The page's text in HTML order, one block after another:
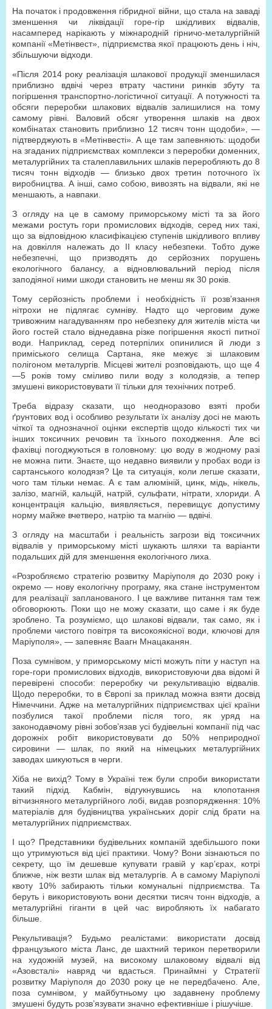
На початок і продовження гібридної війни, що стала на заваді
зменшення чи ліквідації горе-гір шкідливих відвалів,
насамперед нарікають у міжнародній гірничо-металургійній
компанії «Метінвест», підприємства якої працюють день і ніч,
збільшуючи відходи.
«Після 2014 року реалізація шлакової продукції зменшилася
приблизно вдвічі через втрату частини ринків збуту та
погіршення транспортно-логістичної ситуації. А потужності та
обсяги переробки шлакових відвалів залишилися на тому
самому рівні. Валовий обсяг утворення шлаків на двох
комбінатах становить приблизно 12 тисяч тонн щодоби», —
підтверджують в «Метінвесті». А ще там запевняють: щодоби
на згаданих підприємствах комплекси з переробки доменних,
металургійних та сталеплавильних шлаків переробляють до 8
тисяч тонн відходів — близько двох третин поточного їх
виробництва. А інші, само собою, вивозять на відвали, які не
меншають, а навпаки.
З огляду на це в самому приморському місті та за його
межами ростуть гори промислових відходів, серед них такі,
що за відповідною класифікацією ступенів шкідливого впливу
на довкілля належать до ІІ класу небезпеки. Тобто дуже
небезпечні, що призводять до серйозних порушень
екологічного балансу, а відновлювальний період після
заподіяної ними шкоди становить не менш як 30 років.
Тому серйозність проблеми і необхідність її розв’язання
нітрохи не підлягає сумніву. Надто що черговим дуже
тривожним нагадуванням про небезпеку для жителів міста чи
його гостей стало віднедавна різке погіршення якості питної
води. Наприклад, серед потерпілих опинилися й люди з
приміського селища Сартана, яке межує зі шлаковим
полігоном металургів. Місцеві жителі розповідають, що ще 4
—5 років тому сміливо пили воду з колодязів, а тепер
змушені використовувати її тільки для технічних потреб.
Треба відразу сказати, що неодноразово взяті проби
ґрунтових вод і особливо результати їх аналізу досі не мають
чіткої та однозначної оцінки експертів щодо кількості тих чи
інших токсичних речовин та їхнього походження. Але всі
фахівці погоджуються в головному: цю воду в жодному разі
не можна пити. Знаєте, що недавно виявили у пробах води із
сартанського колодязя? Це та ситуація, коли легше сказати,
чого там тільки немає. А є там алюміній, цинк, мідь, нікель,
залізо, магній, кальцій, натрій, сульфати, нітрати, хлориди. А
концентрація кальцію, виявляється, перевищує допустиму
норму майже вчетверо, натрію та магнію — вдвічі.
З огляду на масштаби і реальність загрози від токсичних
відвалів у приморському місті шукають шляхи та варіанти
подальших дій для зменшення екологічного лиха.
«Розробляємо стратегію розвитку Маріуполя до 2030 року і
окремо — нову екологічну програму, яка стане інструментом
для реалізації запланованого. І це важливе питання там теж
обговорюють. Поки що не можу сказати, що саме і як буде
зроблено. Та розуміємо, що шлакові відвали, так само, як і
проблеми чистого повітря та високоякісної води, ключові для
Маріуполя», — запевняє Ваагн Мнацаканян.
Поза сумнівом, у приморському місті можуть піти у наступ на
горе-гори промислових відходів, використовуючи два відомі й
перевірені способи: переробку чи рекультивацію відвалів.
Щодо переробки, то в Європі за приклад можна взяти досвід
Німеччини. Адже на металургійних підприємствах цієї країни
позбулися такої проблеми після того, як уряд на
законодавчому рівні зобов’язав усі будівельні компанії під час
дорожніх робіт використовувати до 50% неприродної
сировини — шлак, по який на німецьких металургійних
заводах шикуються в черги.
Хіба не вихід? Тому в Україні теж були спроби використати
такий підхід. Кабмін, відгукнувшись на клопотання
вітчизняного металургійного лобі, видав розпорядження: 10%
матеріалів для будівництва українських доріг слід брати на
металургійних підприємствах.
І що? Представники будівельних компаній здебільшого поки
що утримуються від цієї практики. Чому? Вони зізнаються по
секрету, що їм дешевше купувати гравій у кар’єрах, котрі
ближче, ніж везти шлак від металургів. А в самому Маріуполі
квоту 10% забирають тільки комунальні підприємства. Та
беруть і використовують вони десятки тисяч тонн відходів, а
металургійні гіганти в цей час виробляють їх набагато
більше.
Рекультивація? Будьмо реалістами: використати досвід
французького міста Ланс, де шахтний терикон перетворили
на художній музей, на високому шлаковому відвалі від
«Азовсталі» навряд чи вдасться. Принаймні у Стратегії
розвитку Маріуполя до 2030 року це не передбачено. Але,
поза сумнівом, у майбутньому цю задавнену проблему
змушені будуть розв’язувати значно ефективніше і рішучіше.